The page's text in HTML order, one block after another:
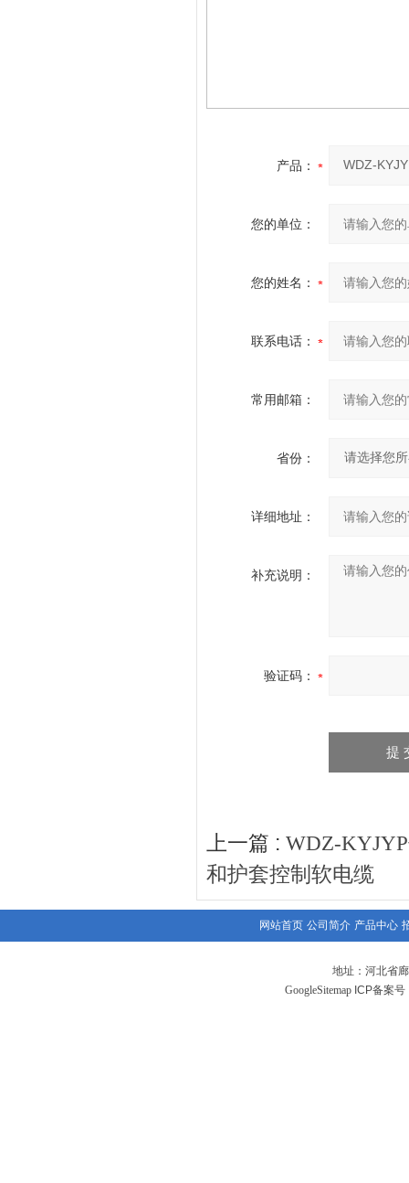
产品：
您的单位：
您的姓名：
联系电话：
常用邮箱：
省份：
详细地址：
补充说明：
验证码：
上一篇 : WDZ-
和护套控制软电缆
网站首页 公司简介 产品中心
地址：河北省
GoogleSitemap ICP备案号